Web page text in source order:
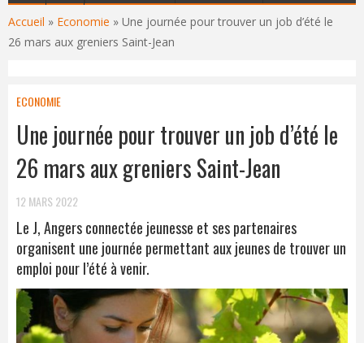
Accueil » Economie » Une journée pour trouver un job d’été le
26 mars aux greniers Saint-Jean
ECONOMIE
Une journée pour trouver un job d’été le
26 mars aux greniers Saint-Jean
12 MARS 2022
Le J, Angers connectée jeunesse et ses partenaires
organisent une journée permettant aux jeunes de trouver un
emploi pour l’été à venir.